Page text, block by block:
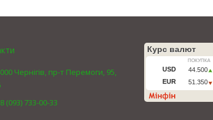
Чернігів, пр-т Перемоги, 95,
(093) 733-00-33